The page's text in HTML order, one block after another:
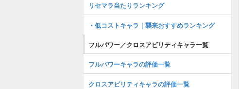
リセマラ当たりランキング
・低コストキャラ｜襲来おすすめランキング
フルパワー／クロスアビリティキャラ一覧
フルパワーキャラの評価一覧
クロスアビリティキャラの評価一覧